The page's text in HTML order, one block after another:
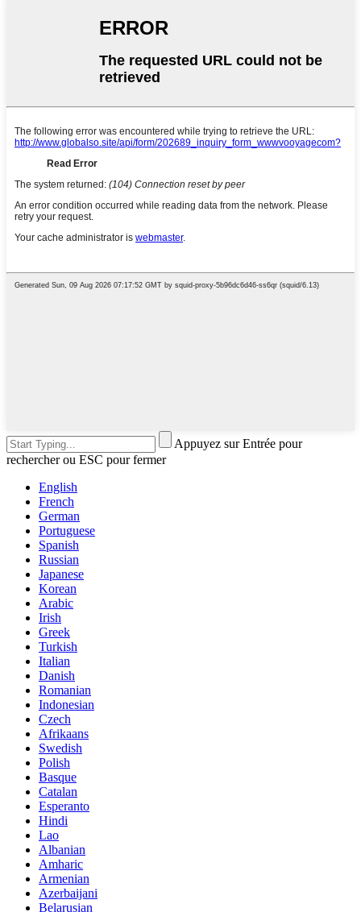
Appuyez sur Entrée pour
rechercher ou ESC pour fermer
English
French
German
Portuguese
Spanish
Russian
Japanese
Korean
Arabic
Irish
Greek
Turkish
Italian
Danish
Romanian
Indonesian
Czech
Afrikaans
Swedish
Polish
Basque
Catalan
Esperanto
Hindi
Lao
Albanian
Amharic
Armenian
Azerbaijani
Belarusian